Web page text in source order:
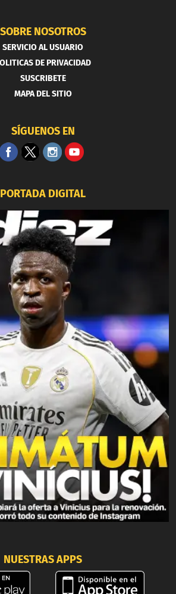
SOBRE NOSOTROS
SERVICIO AL USUARIO
DE PRIVACIDAD
SUSCRIBETE
MAPA DEL SITIO
SÍGUENOS EN
PORTADA DIGITAL
NUESTRAS APPS